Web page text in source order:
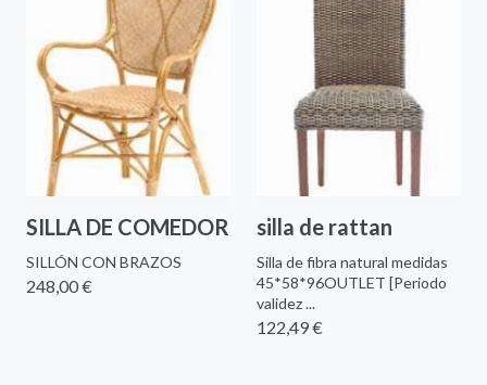
SILLA DE COMEDOR
SILLÓN CON BRAZOS
248,00 €
silla de rattan
Silla de fibra natural medidas
45*58*96OUTLET [Periodo
validez ...
122,49 €